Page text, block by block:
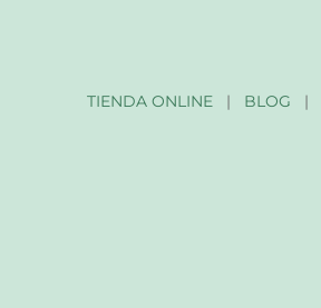
TIENDA ONLINE| BLOG |